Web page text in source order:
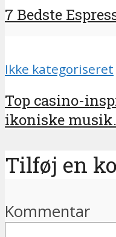
7 Bedste
Ikke kategoriseret
Top сasino-
ikoniske
Tilføj en
Kommentar